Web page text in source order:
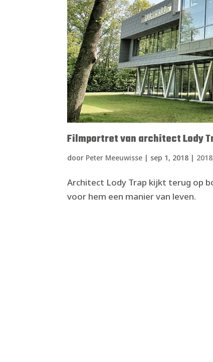
Filmportret van architect Lody
door Peter Meeuwisse | sep 1, 2018 | 2018
Architect Lody Trap kijkt terug op
voor hem een manier van leven.